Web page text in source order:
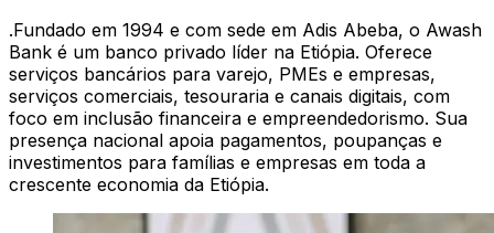
.Fundado em 1994 e com sede em Adis Abeba, o Awash
Bank é um banco privado líder na Etiópia. Oferece
serviços bancários para varejo, PMEs e empresas,
serviços comerciais, tesouraria e canais digitais, com
foco em inclusão financeira e empreendedorismo. Sua
presença nacional apoia pagamentos, poupanças e
investimentos para famílias e empresas em toda a
crescente economia da Etiópia.